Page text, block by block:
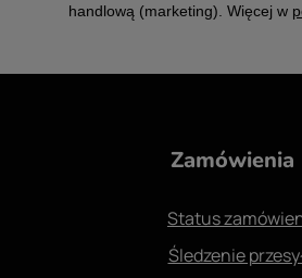
handlową (marketing). Więcej w
Zamówienia
Status
Śledzenie